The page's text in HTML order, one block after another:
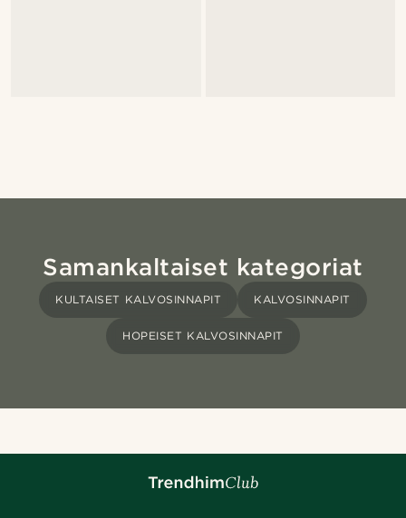
Samankaltaiset kategoriat
KULTAISET KALVOSINNAPIT KALVOSINNAPIT
HOPEISET KALVOSINNAPIT